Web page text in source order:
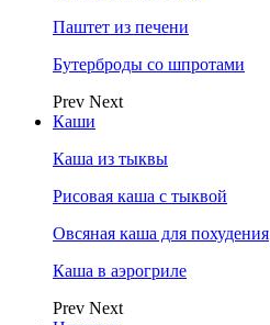
Паштет из печени
Бутерброды со шпротами
Prev Next
Каши
Каша из тыквы
Рисовая каша с тыквой
Овсяная каша для похудения
Каша в аэрогриле
Prev Next